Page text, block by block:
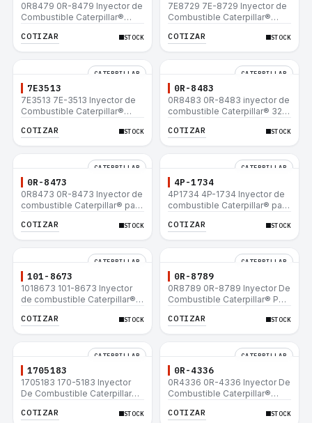
0R8479 0R-8479 Inyector de
Combustible Caterpillar®
IT14B 910E
COTIZAR STOCK
7E8729 7E-8729 Inyector de
Combustible Caterpillar®
IT14B 910E
COTIZAR STOCK
CATERPILLAR
7E3513
7E3513 7E-3513 Inyector de
Combustible Caterpillar®
IT14B 910E
COTIZAR STOCK
CATERPILLAR
0R-8483
0R8483 0R-8483 inyector de
combustible Caterpillar® 320
320N 320-A S IT18F IT28F
COTIZAR STOCK
CATERPILLAR
0R-8473
0R8473 0R-8473 Inyector de
combustible Caterpillar® para
COTIZAR STOCK
CATERPILLAR
4P-1734
4P1734 4P-1734 Inyector de
combustible Caterpillar® para
COTIZAR STOCK
CATERPILLAR
101-8673
1018673 101-8673 Inyector
de combustible Caterpillar®
COTIZAR STOCK
CATERPILLAR
0R-8789
0R8789 0R-8789 Inyector De
Combustible Caterpillar® PM-
RM-350 SM-350
COTIZAR STOCK
CATERPILLAR
1705183
1705183 170-5183 Inyector
De Combustible Caterpillar®
12H 140G 950B
COTIZAR STOCK
CATERPILLAR
0R-4336
0R4336 0R-4336 Inyector De
Combustible Caterpillar®
12H 140G 950B
COTIZAR STOCK